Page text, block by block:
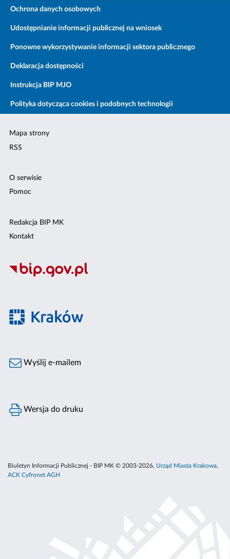
Ochrona danych osobowych
Udostępnianie informacji publicznej na wniosek
Ponowne wykorzystywanie informacji sektora publicznego
Deklaracja dostępności
Instrukcja BIP MJO
Polityka dotycząca cookies i podobnych technologii
Mapa strony
RSS
O serwisie
Pomoc
Redakcja BIP MK
Kontakt
Wyślij e-mailem
Wersja do druku
Biuletyn Informacji Publicznej - BIP MK © 2003-2026, Urząd Miasta Krakowa,
ACK Cyfronet AGH